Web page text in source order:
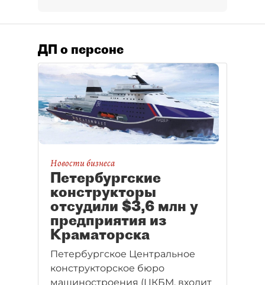
ДП о персоне
Новости бизнеса
Петербургские
конструкторы
отсудили $3,6 млн у
предприятия из
Краматорска
Петербургское Центральное
конструкторское бюро
машиностроения (ЦКБМ, входит